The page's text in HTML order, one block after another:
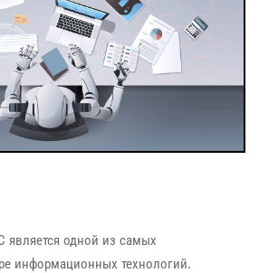
является одной из самых
информационных технологий.